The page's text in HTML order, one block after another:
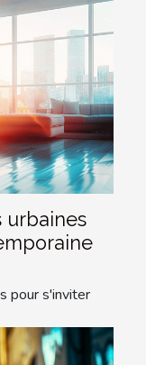
urbaines
pour s'inviter